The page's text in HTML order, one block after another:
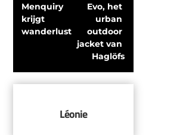
Menquiry
krijgt
wanderlust
Evo, het
urban
outdoor
jacket van
Haglöfs
Léonie